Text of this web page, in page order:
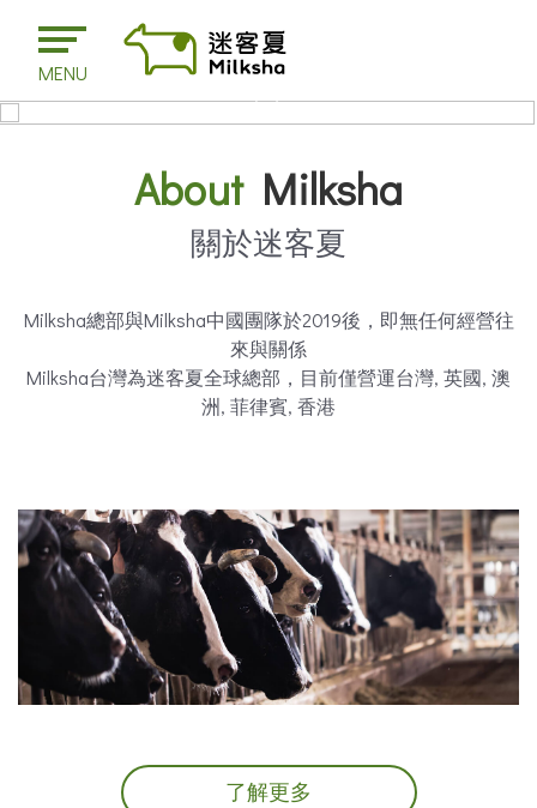
MENU
AboutMilksha
關於迷客夏
Milksha總部與Milksha中國團隊於2019後，即無任何經營往
來與關係
Milksha台灣為迷客夏全球總部，目前僅營運台灣, 英國, 澳
洲, 菲律賓, 香港
了解更多